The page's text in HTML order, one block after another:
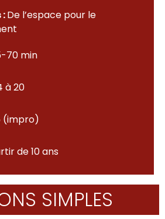
:De l’espace pour le
70 min
à 20
(impro)
de 10 ans
SIMPLES